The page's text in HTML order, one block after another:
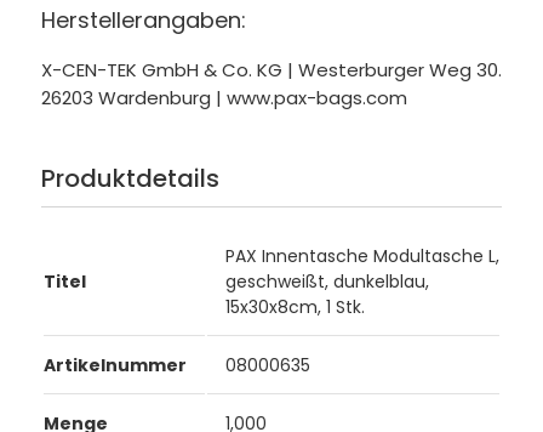
Herstellerangaben:
X-CEN-TEK GmbH & Co. KG | Westerburger Weg 30.
26203 Wardenburg | www.pax-bags.com
Produktdetails
Titel
PAX Innentasche Modultasche L,
geschweißt, dunkelblau,
15x30x8cm, 1 Stk.
Artikelnummer 08000635
Menge 1,000